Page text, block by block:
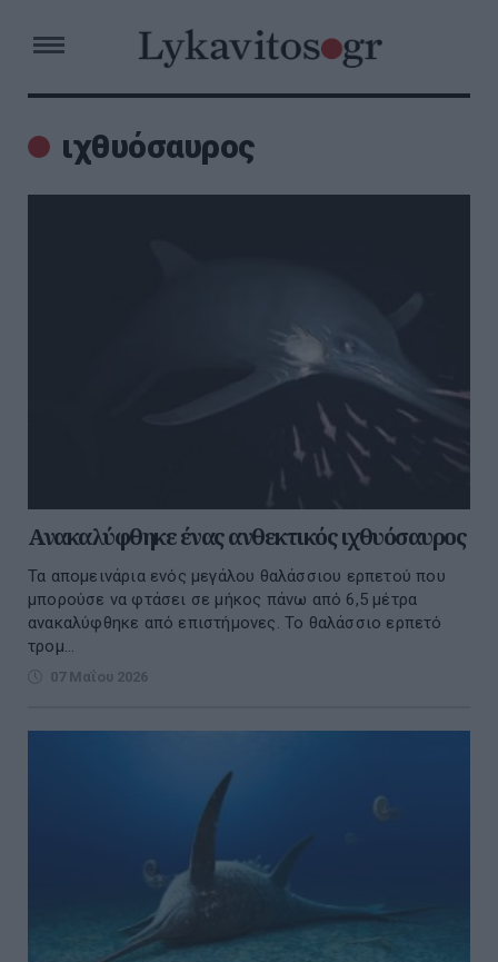
ιχθυόσαυρος
Ανακαλύφθηκε ένας ανθεκτικός ιχθυόσαυρος
Τα απομεινάρια ενός μεγάλου θαλάσσιου ερπετού που
μπορούσε να φτάσει σε μήκος πάνω από 6,5 μέτρα
ανακαλύφθηκε από επιστήμονες. Το θαλάσσιο ερπετό
τρομ...
07 Μαΐου 2026